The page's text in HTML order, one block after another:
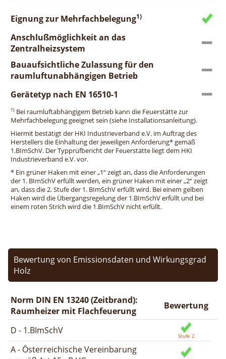
Eignung zur Mehrfachbelegung1)
Anschlußmöglichkeit an das
Zentralheizsystem
Bauaufsichtliche Zulassung für den
raumluftunabhängigen Betrieb
Gerätetyp nach EN 16510-1
1) Bei raumluftabhängigem Betrieb kann die Feuerstätte zur
Mehrfachbelegung geeignet sein (siehe Installationsanleitung).
Hiermit bestätigt der HKI Industrieverband e.V. im Auftrag des
Herstellers die Einhaltung der jeweiligen Anforderung* gemäß
1.BImSchV. Der Typprüfbericht der Feuerstätte liegt dem HKI
Industrieverband e.V. vor.
* Ein grüner Haken mit einer „1“ zeigt an, dass die Anforderungen
der 1. BImSchV erfüllt werden, ein grüner Haken mit einer „2“ zeigt
an, dass die 2. Stufe der 1. BImSchV erfüllt wird. Bei einem gelben
Haken wird die Übergangsregelung der 1.BImSchV erfüllt und bei
einem roten Strich wird die 1.BImSchV nicht erfüllt.
Bewertung von Emissionsdaten und Wirkungsgrad
Holz
Norm DIN EN 13240 (Zeitbrand):
Raumheizer mit Flachfeuerung
Bewertung
D - 1.BImSchV
A - Österreichische Vereinbarung